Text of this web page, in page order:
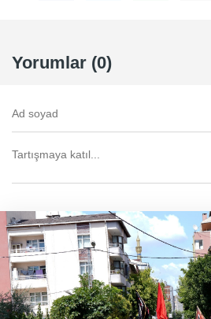
Yorumlar (0)